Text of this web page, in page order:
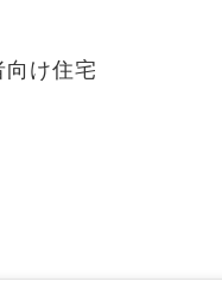
け住宅